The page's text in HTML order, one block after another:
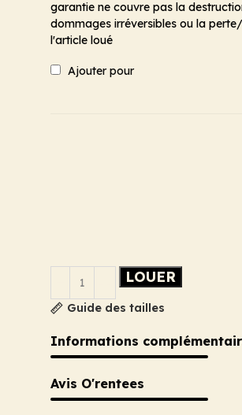
garantie ne couvre pas la
dommages irréversibles ou la
l'article loué
Ajouter pour
LOUER
Guide des tailles
Informations
Avis O'rentees